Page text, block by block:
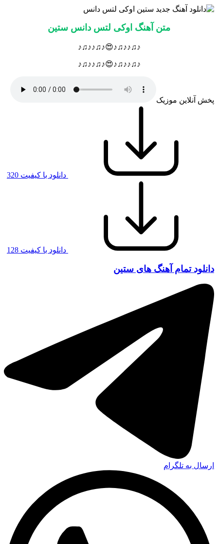
متن آهنگ اوکی لتس دانس ستین
♪♫♪♪♫♪😍♪♫♪♪♫♪
♪♫♪♪♫♪😍♪♫♪♪♫♪
پخش آنلاین موزیک
دانلود با کیفیت 320
دانلود با کیفیت 128
دانلود تمام آهنگ های ستین
ارسال به تلگرام